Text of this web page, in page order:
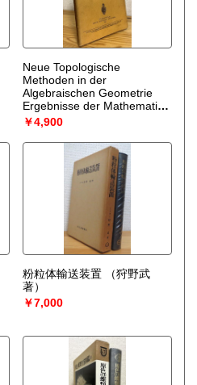
Neue Topologische
Methoden in der
Algebraischen Geometrie
Ergebnisse der Mathematik
und Ihrer Grenzgebiete ＜
Ergebnisse der Mathematik
und Ihrer Grenzgebiete＞
【2. Aufl.】 （F.
Hirzebruch）
￥4,900
粉粒体輸送装置
（狩野武
著）
￥7,000